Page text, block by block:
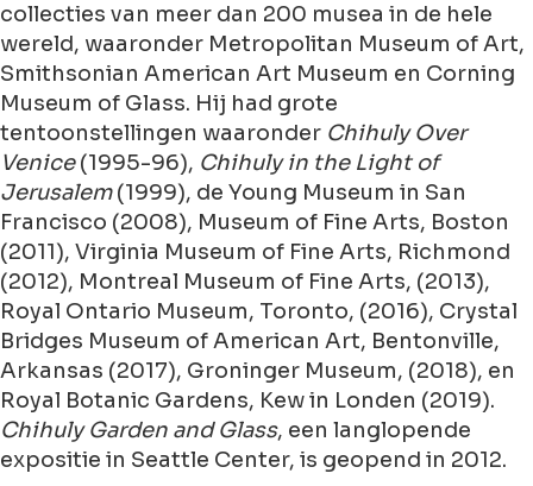
collecties van meer dan 200 musea in de hele
wereld, waaronder Metropolitan Museum of Art,
Smithsonian American Art Museum en Corning
Museum of Glass. Hij had grote
tentoonstellingen waaronder Chihuly Over
Venice(1995-96), Chihuly in the Light of
Jerusalem(1999), de Young Museum in San
Francisco (2008), Museum of Fine Arts, Boston
(2011), Virginia Museum of Fine Arts, Richmond
(2012), Montreal Museum of Fine Arts, (2013),
Royal Ontario Museum, Toronto, (2016), Crystal
Bridges Museum of American Art, Bentonville,
Arkansas (2017), Groninger Museum, (2018), en
Royal Botanic Gardens, Kew in Londen (2019).
Chihuly Garden and Glass, een langlopende
expositie in Seattle Center, is geopend in 2012.